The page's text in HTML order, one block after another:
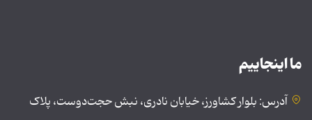
ما اینجاییم
آدرس: بلوار کشاورز، خیابان نادری، نبش حجت‌دوست، پلاک